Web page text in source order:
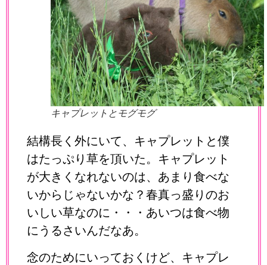
キャプレットとモグモグ
結構長く外にいて、キャプレットと僕
はたっぷり草を頂いた。キャプレット
が大きくなれないのは、あまり食べな
いからじゃないかな？春真っ盛りのお
いしい草なのに・・・あいつは食べ物
にうるさいんだなあ。
念のためにいっておくけど、キャプレ